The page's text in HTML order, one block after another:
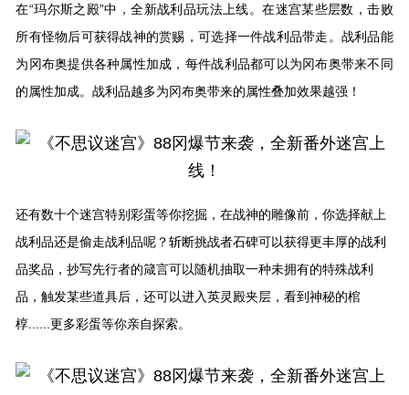
在“玛尔斯之殿”中，全新战利品玩法上线。在迷宫某些层数，击败
所有怪物后可获得战神的赏赐，可选择一件战利品带走。战利品能
为冈布奥提供各种属性加成，每件战利品都可以为冈布奥带来不同
的属性加成。战利品越多为冈布奥带来的属性叠加效果越强！
还有数十个迷宫特别彩蛋等你挖掘，在战神的雕像前，你选择献上
战利品还是偷走战利品呢？斩断挑战者石碑可以获得更丰厚的战利
品奖品，抄写先行者的箴言可以随机抽取一种未拥有的特殊战利
品，触发某些道具后，还可以进入英灵殿夹层，看到神秘的棺
椁......更多彩蛋等你亲自探索。